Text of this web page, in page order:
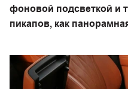
фоновой подсветкой и
пикапов, как